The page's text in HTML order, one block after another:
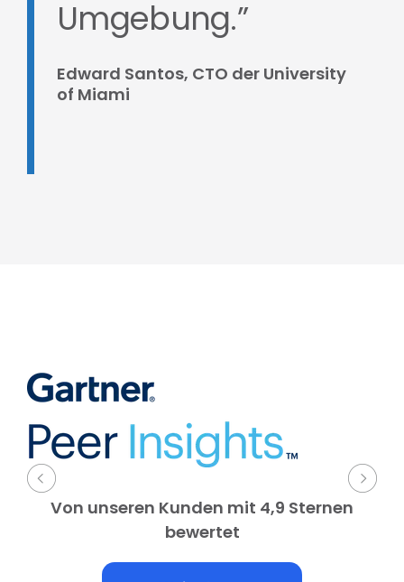
Umgebung.”
Edward Santos, CTO der University
of Miami
Von unseren Kunden mit 4,9 Sternen
bewertet